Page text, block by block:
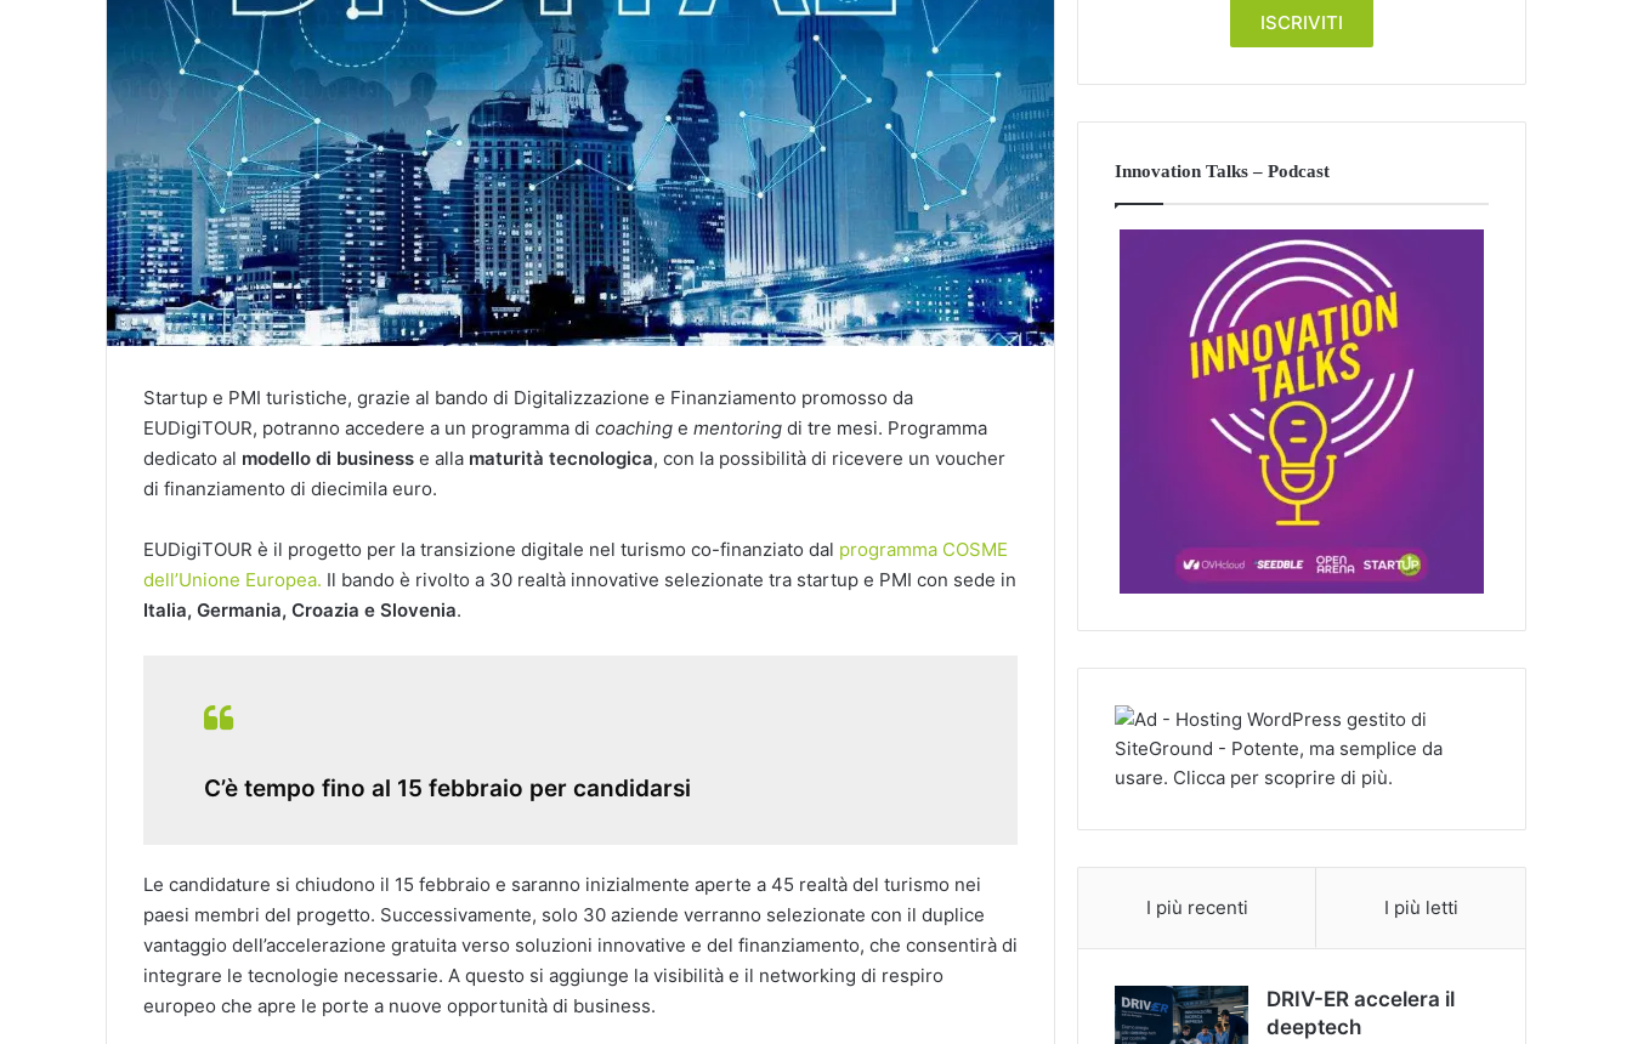
Startup e PMI turistiche, grazie al bando di Digitalizzazione e Finanziamento promosso da
EUDigiTOUR, potranno accedere a un programma di coaching e mentoring di tre mesi. Programma
dedicato al modello di business e alla maturità tecnologica, con la possibilità di ricevere un voucher
di finanziamento di diecimila euro.
EUDigiTOUR è il progetto per la transizione digitale nel turismo co-finanziato dal programma COSME
dell’Unione Europea. Il bando è rivolto a 30 realtà innovative selezionate tra startup e PMI con sede in
Italia, Germania, Croazia e Slovenia.
C’è tempo fino al 15 febbraio per candidarsi
Le candidature si chiudono il 15 febbraio e saranno inizialmente aperte a 45 realtà del turismo nei
paesi membri del progetto. Successivamente, solo 30 aziende verranno selezionate con il duplice
vantaggio dell’accelerazione gratuita verso soluzioni innovative e del finanziamento, che consentirà di
integrare le tecnologie necessarie. A questo si aggiunge la visibilità e il networking di respiro
europeo che apre le porte a nuove opportunità di business.
Innovation Talks – Podcast
I più recenti I più letti
DRIV-ER accelera il
deeptech